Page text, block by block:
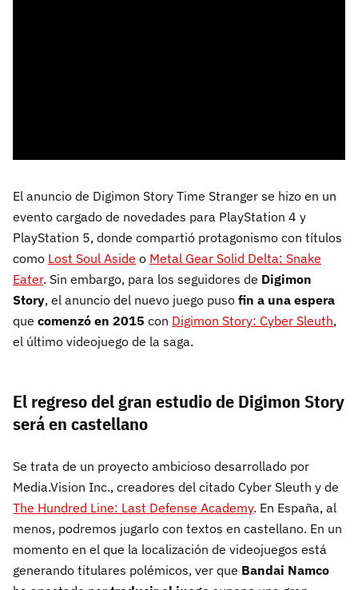
El anuncio de Digimon Story Time Stranger se hizo en un
evento cargado de novedades para PlayStation 4 y
PlayStation 5, donde compartió protagonismo con títulos
como Lost Soul Aside o Metal Gear Solid Delta: Snake
Eater. Sin embargo, para los seguidores de Digimon
Story, el anuncio del nuevo juego puso fin a una espera
que comenzó en 2015 con Digimon Story: Cyber Sleuth,
el último videojuego de la saga.
El regreso del gran estudio de Digimon Story
será en castellano
Se trata de un proyecto ambicioso desarrollado por
Media.Vision Inc., creadores del citado Cyber Sleuth y de
The Hundred Line: Last Defense Academy. En España, al
menos, podremos jugarlo con textos en castellano. En un
momento en el que la localización de videojuegos está
generando titulares polémicos, ver que Bandai Namco